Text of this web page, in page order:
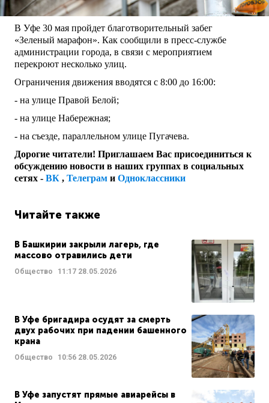
В Уфе 30 мая пройдет благотворительный забег
«Зеленый марафон». Как сообщили в пресс-службе
администрации города, в связи с мероприятием
перекроют несколько улиц.
Ограничения движения вводятся с 8:00 до 16:00:
- на улице Правой Белой;
- на улице Набережная;
- на съезде, параллельном улице Пугачева.
Дорогие читатели! Приглашаем Вас присоединиться к
обсуждению новости в наших группах в социальных
сетях - ВК , Телеграм и Одноклассники
Читайте также
В Башкирии закрыли лагерь, где
массово отравились дети
Общество 11:17 28.05.2026
В Уфе бригадира осудят за смерть
двух рабочих при падении башенного
крана
Общество 10:56 28.05.2026
В Уфе запустят прямые авиарейсы в